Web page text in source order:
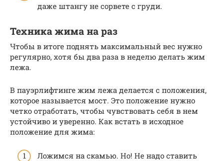
даже штангу не сорвете с груди.
Техника жима на раз
Чтобы в итоге поднять максимальный вес нужно
регулярно, хотя бы два раза в неделю делать жим
лежа.
В пауэрлифтинге жим лежа делается с положения,
которое называется мост. Это положение нужно
четко отработать, чтобы чувствовать себя в нем
устойчиво и уверенно. Как встать в исходное
положение для жима:
Ложимся на скамью. Но! Не надо ставить